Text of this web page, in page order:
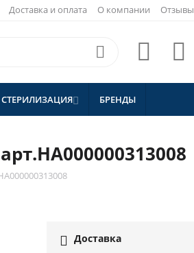
Доставка и оплата О компании Отзывы
 

 БРЕНДЫ
 Доставка